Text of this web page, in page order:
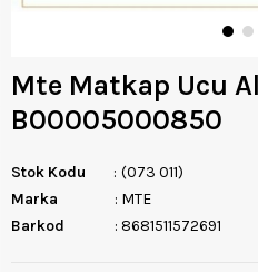
Mte Matkap Ucu
B00005000850
Stok Kodu
(073 011)
Marka
: MTE
Barkod
: 8681511572691